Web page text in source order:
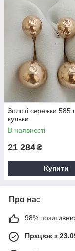
Золоті сережки 585
кульки
В наявності
21 284 ₴
Купити
Про нас
98% позитивних
Працює з